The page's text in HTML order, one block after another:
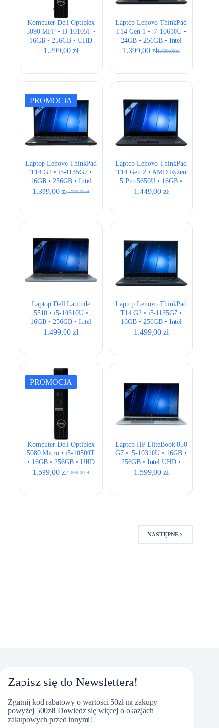
Komputer Dell Optiplex
5090 MFF • i3-10105T •
16GB • 256GB • UHD
630
1.299,00zł
Laptop Lenovo ThinkPad
T14 Gen 1 • i7-10610U •
24GB • 256GB • Intel
UHD • 14,1″ Full HD •
1.699,00zł
Pierwotna
wynosiła:
1.699,00 zł.
1.399,00 zł
Aktualna
wynosi:
1.399,00 zł.
PROMOCJA
Laptop Lenovo ThinkPad
T14 G2 • i5-1135G7 •
16GB • 256GB • Intel
Iris Xe • 14,1″ Full HD
1.599,00zł
Pierwotna
wynosiła:
1.599,00 zł.
1.399,00zł
Aktualna
wynosi:
1.399,00 zł.
Laptop Lenovo ThinkPad
T14 Gen 2 • AMD Ryzen
5 Pro 5650U • 16GB •
256GB • AMD Radeon •
1.449,00 zł
Laptop Dell Latitude
5510 • i5-10310U •
16GB • 256GB • Intel
UHD • 15.6″ Full HD
1.499,00zł
Laptop Lenovo ThinkPad
T14 G2 • i5-1135G7 •
16GB • 256GB • Intel
Iris Xe • 14,1″ Full HD •
1.499,00 zł
PROMOCJA
Komputer Dell Optiplex
5080 Micro • i5-10500T
• 16GB • 256GB • UHD
6301.699,00zł
Pierwotna
wynosiła:
1.599,00zł
Aktualna
wynosi:
Laptop HP EliteBook 850
G7 • i5-10310U • 16GB •
256GB • Intel UHD •
15.6″ Full HD
1.599,00 zł
NASTĘPNE
Zapisz się do Newslettera!
Zgarnij kod rabatowy o wartości 50zł na zakupy
powyżej 500zł! Dowiedz się więcej o okazjach
zakupowych przed innymi!